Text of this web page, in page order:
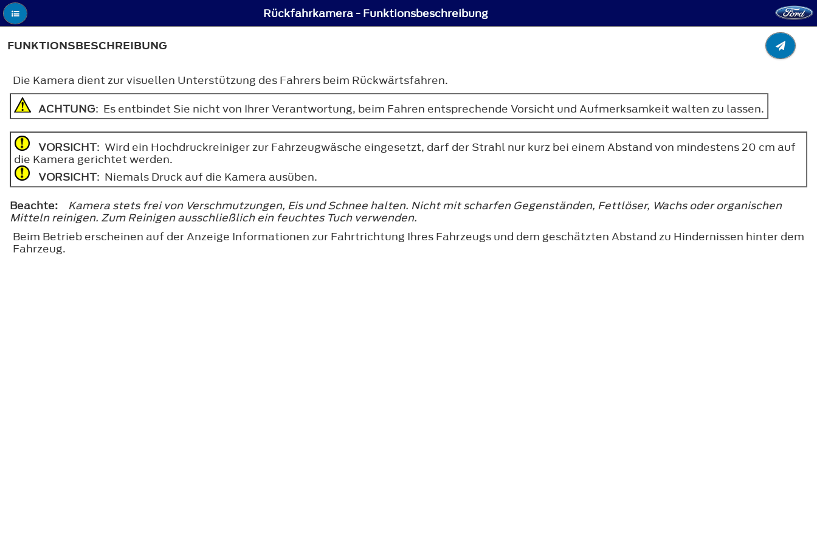
Rückfahrkamera - Funktionsbeschreibung
FUNKTIONSBESCHREIBUNG
Die Kamera dient zur visuellen Unterstützung des Fahrers beim Rückwärtsfahren.
ACHTUNG: Es entbindet Sie nicht von Ihrer Verantwortung, beim Fahren entsprechende Vorsicht und Aufmerksamkeit walten zu lassen.
VORSICHT: Wird ein Hochdruckreiniger zur Fahrzeugwäsche eingesetzt, darf der Strahl nur kurz bei einem Abstand von mindestens 20 cm auf
die Kamera gerichtet werden.
VORSICHT: Niemals Druck auf die Kamera ausüben.
Beachte:
Kamera stets frei von Verschmutzungen, Eis und Schnee halten. Nicht mit scharfen Gegenständen, Fettlöser, Wachs oder organischen
Mitteln reinigen. Zum Reinigen ausschließlich ein feuchtes Tuch verwenden.
Beim Betrieb erscheinen auf der Anzeige Informationen zur Fahrtrichtung Ihres Fahrzeugs und dem geschätzten Abstand zu Hindernissen hinter dem
Fahrzeug.